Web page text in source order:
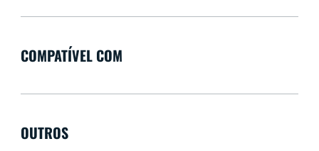
COMPATÍVEL COM
OUTROS